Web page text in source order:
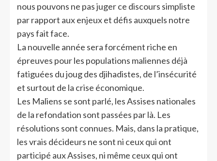
nous pouvons ne pas juger ce discours simpliste
par rapport aux enjeux et défis auxquels notre
pays fait face.
La nouvelle année sera forcément riche en
épreuves pour les populations maliennes déjà
fatiguées du joug des djihadistes, de l’insécurité
et surtout de la crise économique.
Les Maliens se sont parlé, les Assises nationales
de la refondation sont passées par là. Les
résolutions sont connues. Mais, dans la pratique,
les vrais décideurs ne sont ni ceux qui ont
participé aux Assises, ni même ceux qui ont